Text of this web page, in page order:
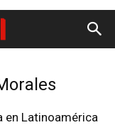
en Latinoamérica